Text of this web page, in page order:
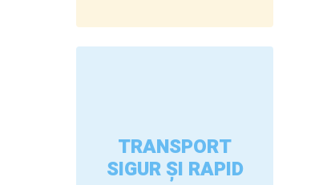
TRANSPORT
SIGUR ȘI RAPID